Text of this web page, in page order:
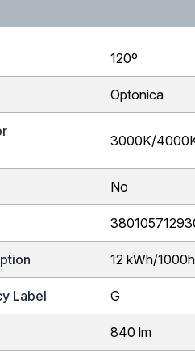
120º
Optonica
3000K/
No
12 kWh/1000h
Label G
840 lm